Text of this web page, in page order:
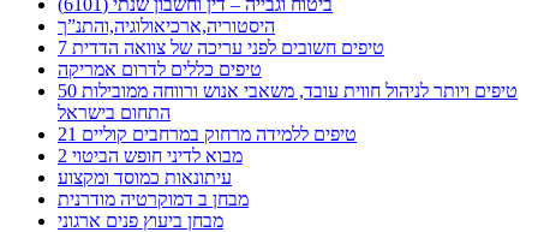
ביטוח וגבייה – דין וחשבון שנתי (6101)
היסטוריה,ארכיאולוגיה,והתנ”ך
7 טיפים חשובים לפני עריכה של צוואה הדדית
טיפים כללים לדרום אמריקה
50 טיפים ויותר לניהול חווית עובד, משאבי אנוש ורווחה ממובילות
התחום בישראל
21 טיפים ללמידה מרחוק במרחבים קוליים
מבוא לדיני חופש הביטוי 2
עיתונאות כמוסד ומקצוע
מבחן ב דמוקרטיה מודרנית
מבחן ביעוץ פנים ארגוני